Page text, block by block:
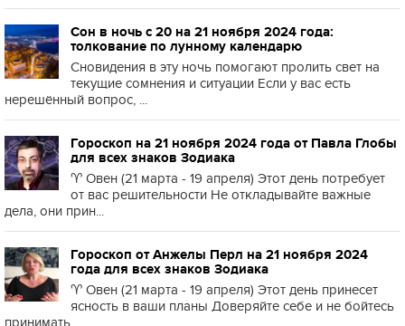
Сон в ночь с 20 на 21 ноября 2024 года:
толкование по лунному календарю
Сновидения в эту ночь помогают пролить свет на
текущие сомнения и ситуации Если у вас есть
нерешённый вопрос, ...
Гороскоп на 21 ноября 2024 года от Павла Глобы
для всех знаков Зодиака
♈️ Овен (21 марта - 19 апреля) Этот день потребует
от вас решительности Не откладывайте важные
дела, они прин...
Гороскоп от Анжелы Перл на 21 ноября 2024
года для всех знаков Зодиака
♈️ Овен (21 марта - 19 апреля) Этот день принесет
ясность в ваши планы Доверяйте себе и не бойтесь
принимать ...